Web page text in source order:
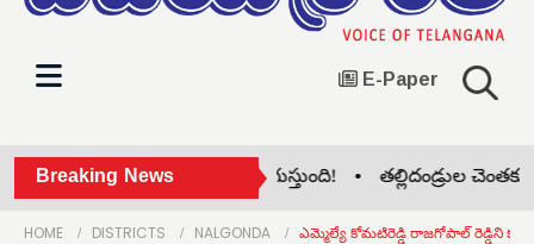
E-Paper
Breaking News
నేను చెప్పినప్పుడే యుద్ధం ముగుస్తుంది! • తల్లిదండ్రుల చెంతకు
HOME DISTRICTS NALGONDA ఎమ్మెల్యే కోమటిరెడ్డి రాజగోపాల్ రెడ్డిని